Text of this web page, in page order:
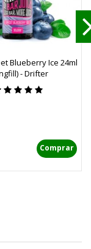
Blueberry Ice 24ml
- Drifter
Comprar